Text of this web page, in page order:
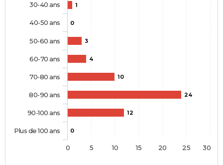
1
0
3
4
10
24
12
0
30-40 ans
40-50 ans
50-60 ans
60-70 ans
70-80 ans
80-90 ans
90-100 ans
Plus de 100 ans
0 5 10 15 20 25 30